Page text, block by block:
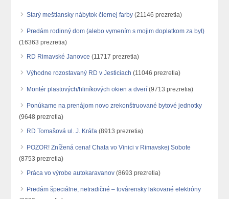
Starý meštiansky nábytok čiernej farby (21146 prezretia)
Predám rodinný dom (alebo vymením s mojim doplatkom za byt)
(16363 prezretia)
RD Rimavské Janovce (11717 prezretia)
Výhodne rozostavaný RD v Jesticiach (11046 prezretia)
Montér plastových/hliníkových okien a dverí (9713 prezretia)
Ponúkame na prenájom novo zrekonštruované bytové jednotky
(9648 prezretia)
RD Tomašová ul. J. Kráľa (8913 prezretia)
POZOR! Znížená cena! Chata vo Vinici v Rimavskej Sobote
(8753 prezretia)
Práca vo výrobe autokaravanov (8693 prezretia)
Predám špeciálne, netradičné – továrensky lakované elektróny